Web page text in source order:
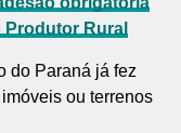
Rural
do Paraná já fez
ou terrenos